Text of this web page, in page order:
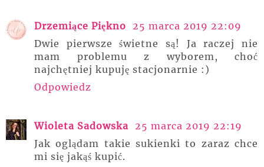
Drzemiące Piękno
25 marca 2019 22:09
Dwie pierwsze świetne są! Ja raczej nie
mam problemu z wyborem, choć
najchętniej kupuję stacjonarnie :)
Odpowiedz
Wioleta Sadowska 25 marca 2019 22:19
Jak oglądam takie sukienki to zaraz chce
mi się jakąś kupić.